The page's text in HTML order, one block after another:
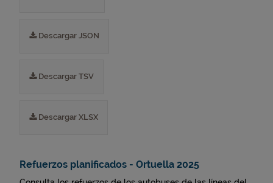
Descargar JSON
Descargar TSV
Descargar XLSX
Refuerzos planificados - Ortuella 2025